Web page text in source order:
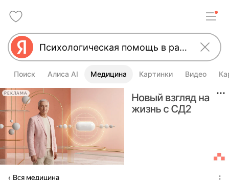
Поиск Алиса AI Медицина Картинки Видео
РЕКЛАМА
Вся медицина